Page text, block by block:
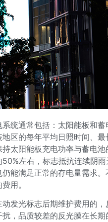
系统通常包括：太阳能板和
区的每年平均日照时间、
太阳能板充电功率与蓄电
左右，标志抵抗连续阴
能满足正常的存电量需求
用。
发光标志后期维护费用的
，品质较差的反光膜在长